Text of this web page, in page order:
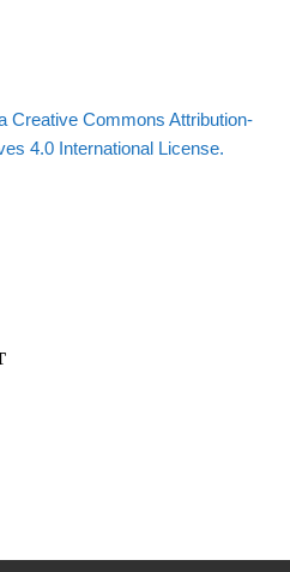
Creative Commons Attribution-
4.0 International License.